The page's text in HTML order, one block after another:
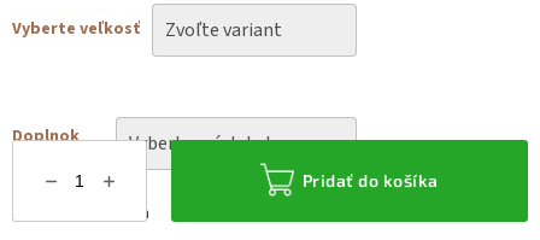
Vyberte veľkosť
Doplnok
Možnosti doručenia
Pridať do košíka